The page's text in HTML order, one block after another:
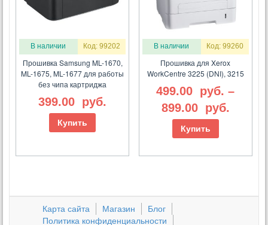
В наличии Код: 99202
Прошивка Samsung ML-1670,
ML-1675, ML-1677 для работы
без чипа картриджа
399.00 руб.
Купить
В наличии Код: 99260
Прошивка для Xerox
WorkCentre 3225 (DNI), 3215
499.00 руб. –
899.00 руб.
Купить
Карта сайта Магазин
Блог
Политика конфиденциальности